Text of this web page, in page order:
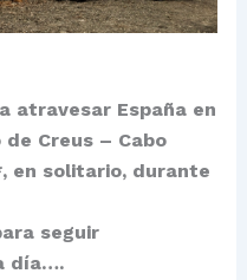
atravesar España en
Creus – Cabo
en solitario, durante
seguir
día….